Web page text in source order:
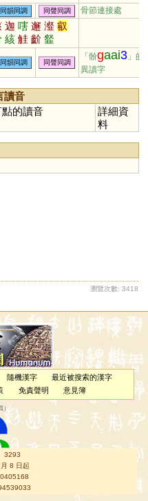
薢 蚧 犗
同韻同調 同聲同調 骨節連接處
迦 嗐 邂 瀣 叡
絯 觟 齘 韰
同韻同調 同聲同調
「骱gaai3 」的
異讀字
讀音
的讀音
詳細資
料
瀏覽次數: 3418
隨機漢字
最近被搜索的漢字
免責聲明 意見簿
）
3293
8 日起